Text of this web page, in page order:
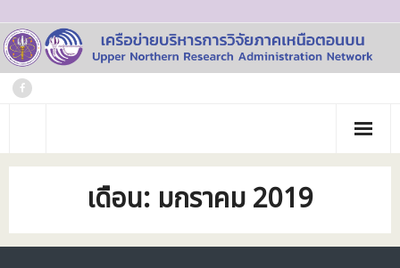
Skip
to
content
หน้าแรก
เกี่ยวกับเราเดือน: มกราคม 2019